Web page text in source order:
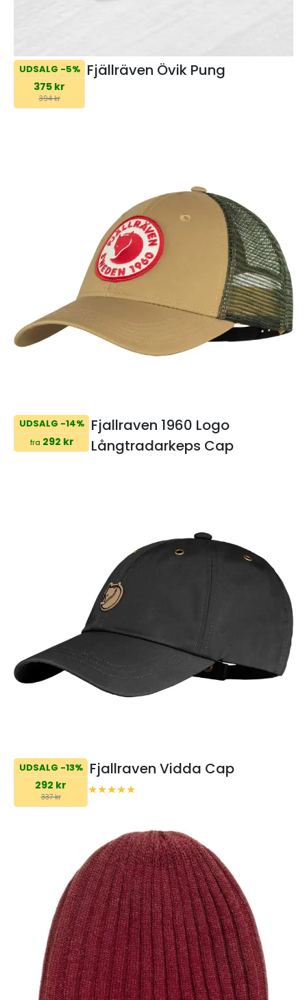
UDSALG -5%
375 kr
394 kr
Fjällräven Övik Pung
UDSALG -14%
fra 292 kr
Fjallraven 1960 Logo
Långtradarkeps Cap
UDSALG -13%
292 kr
337 kr
Fjallraven Vidda Cap